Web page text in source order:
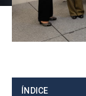
ÍNDICE